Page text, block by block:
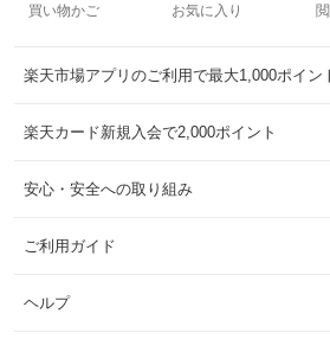
買い物かご お気に入り
楽天市場アプリのご利用で最大1,000ポイン
楽天カード新規入会で2,000ポイント
安心・安全への取り組み
ご利用ガイド
ヘルプ